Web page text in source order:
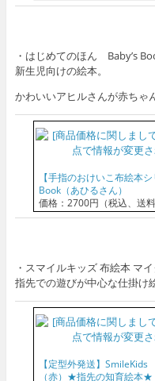
・はじめてのほん Baby’s
新生児向けの絵本。
かわいいアヒルさんが赤ちゃ
【手指のおけいこ布絵本
Book（あひるさん）
価格：2700円（税込、送
・スマイルキッズ 布絵本 マ
指先での遊びが中心な仕掛け
【定型外発送】
（赤）★指先の知育絵本★